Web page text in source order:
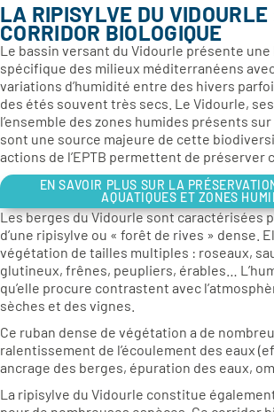
LA RIPISYLVE DU VIDOURLE
CORRIDOR BIOLOGIQUE
Le bassin versant du Vidourle présente
spécifique des milieux méditerranéens
variations d’humidité entre des hivers
des étés souvent très secs. Le Vidourle,
l’ensemble des zones humides présents
sont une source majeure de cette
actions de l’EPTB permettent de préserver
EN SAVOIR PLUS SUR LA
AQUATIQUES ET ZONES
Les berges du Vidourle sont caractérisées
d’une ripisylve ou « forêt de rives » dense.
végétation de tailles multiples : roseaux,
glutineux, frênes, peupliers, érables…
qu’elle procure contrastent avec
sèches et des vignes.
Ce ruban dense de végétation a de
ralentissement de l’écoulement des eaux
ancrage des berges, épuration des eaux,
La ripisylve du Vidourle constitue